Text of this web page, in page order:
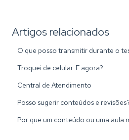
Artigos relacionados
O que posso transmitir durante o
Troquei de celular. E agora?
Central de Atendimento
Posso sugerir conteúdos e
Por que um conteúdo ou uma aula